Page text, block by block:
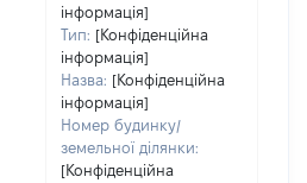
інформація]
Тип: [Конфіденційна
інформація]
Назва: [Конфіденційна
інформація]
Номер будинку/
земельної ділянки:
[Конфіденційна